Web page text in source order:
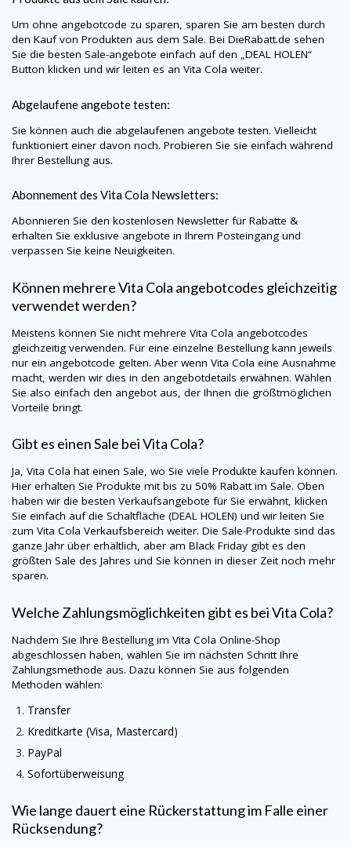
Um ohne angebotcode zu sparen, sparen Sie am besten durch
den Kauf von Produkten aus dem Sale. Bei DieRabatt.de sehen
Sie die besten Sale-angebote einfach auf den „DEAL HOLEN“
Button klicken und wir leiten es an Vita Cola weiter.
Abgelaufene angebote testen:
Sie können auch die abgelaufenen angebote testen. Vielleicht
funktioniert einer davon noch. Probieren Sie sie einfach während
Ihrer Bestellung aus.
Abonnement des Vita Cola Newsletters:
Abonnieren Sie den kostenlosen Newsletter für Rabatte &
erhalten Sie exklusive angebote in Ihrem Posteingang und
verpassen Sie keine Neuigkeiten.
Können mehrere Vita Cola angebotcodes gleichzeitig
verwendet werden?
Meistens können Sie nicht mehrere Vita Cola angebotcodes
gleichzeitig verwenden. Für eine einzelne Bestellung kann jeweils
nur ein angebotcode gelten. Aber wenn Vita Cola eine Ausnahme
macht, werden wir dies in den angebotdetails erwähnen. Wählen
Sie also einfach den angebot aus, der Ihnen die größtmöglichen
Vorteile bringt.
Gibt es einen Sale bei Vita Cola?
Ja, Vita Cola hat einen Sale, wo Sie viele Produkte kaufen können.
Hier erhalten Sie Produkte mit bis zu 50% Rabatt im Sale. Oben
haben wir die besten Verkaufsangebote für Sie erwähnt, klicken
Sie einfach auf die Schaltfläche (DEAL HOLEN) und wir leiten Sie
zum Vita Cola Verkaufsbereich weiter. Die Sale-Produkte sind das
ganze Jahr über erhältlich, aber am Black Friday gibt es den
größten Sale des Jahres und Sie können in dieser Zeit noch mehr
sparen.
Welche Zahlungsmöglichkeiten gibt es bei Vita Cola?
Nachdem Sie Ihre Bestellung im Vita Cola Online-Shop
abgeschlossen haben, wählen Sie im nächsten Schritt Ihre
Zahlungsmethode aus. Dazu können Sie aus folgenden
Methoden wählen:
Transfer
Kreditkarte (Visa, Mastercard)
PayPal
Sofortüberweisung
Wie lange dauert eine Rückerstattung im Falle einer
Rücksendung?